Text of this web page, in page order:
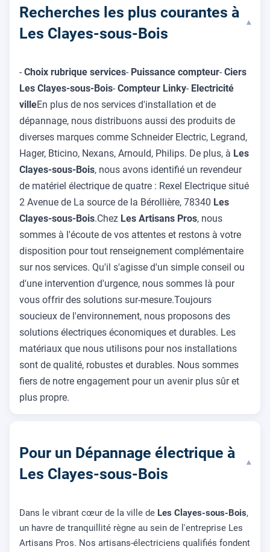
Recherches les plus courantes à
Les Clayes-sous-Bois
▾
- Choix rubrique services- Puissance compteur- Ciers
Les Clayes-sous-Bois- Compteur Linky- Electricité
villeEn plus de nos services d'installation et de
dépannage, nous distribuons aussi des produits de
diverses marques comme Schneider Electric, Legrand,
Hager, Bticino, Nexans, Arnould, Philips. De plus, à Les
Clayes-sous-Bois, nous avons identifié un revendeur
de matériel électrique de quatre : Rexel Electrique situé
2 Avenue de La source de la Bérollière, 78340 Les
Clayes-sous-Bois.Chez Les Artisans Pros, nous
sommes à l'écoute de vos attentes et restons à votre
disposition pour tout renseignement complémentaire
sur nos services. Qu'il s'agisse d'un simple conseil ou
d'une intervention d'urgence, nous sommes là pour
vous offrir des solutions sur-mesure.Toujours
soucieux de l'environnement, nous proposons des
solutions électriques économiques et durables. Les
matériaux que nous utilisons pour nos installations
sont de qualité, robustes et durables. Nous sommes
fiers de notre engagement pour un avenir plus sûr et
plus propre.
Pour un Dépannage électrique à
Les Clayes-sous-Bois
▾
Dans le vibrant cœur de la ville de Les Clayes-sous-Bois,
un havre de tranquillité règne au sein de l'entreprise Les
Artisans Pros. Nos artisans-électriciens qualifiés fondent